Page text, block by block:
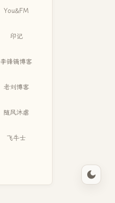
You&FM
印记
李锋镝博客
老刘博客
随风沐虐
飞牛士